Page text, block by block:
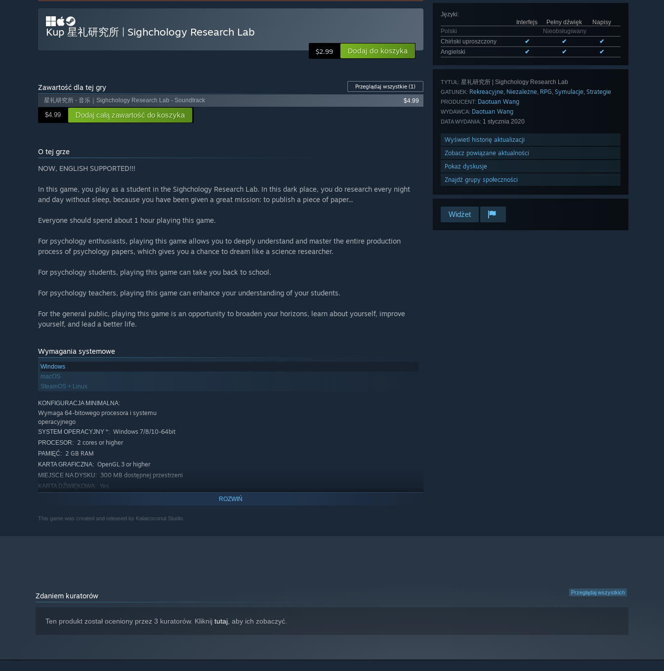
Języki:
Interfejs
Pełny dźwięk
Napisy
Polski
Nieobsługiwany
Chiński uproszczony
✔ ✔
✔
Angielski
✔ ✔ ✔
TYTUŁ: 星礼研究所 | Sighchology Research Lab
GATUNEK: Rekreacyjne, Niezależne, RPG, Symulacje, Strategie
PRODUCENT: Daotuan Wang
WYDAWCA: Daotuan Wang
DATA WYDANIA: 1 stycznia 2020
Wyświetl historię aktualizacji
Zobacz powiązane aktualności
Pokaż dyskusje
Znajdź grupy społeczności
Widżet
Kup 星礼研究所 | Sighchology Research Lab
$2.99 Dodaj do koszyka
Zawartość dla tej gry Przeglądaj wszystkie (1)
星礼研究所 - 音乐｜Sighchology Research Lab - Soundtrack
$4.99
$4.99 Dodaj całą zawartość do koszyka
O tej grze
NOW, ENGLISH SUPPORTED!!!
In this game, you play as a student in the Sighchology Research Lab. In this dark place, you do research every night
and day without sleep, because you have been given a great mission: to publish a piece of paper...
Everyone should spend about 1 hour playing this game.
For psychology enthusiasts, playing this game allows you to deeply understand and master the entire production
process of psychology papers, which gives you a chance to dream like a science researcher.
For psychology students, playing this game can take you back to school.
For psychology teachers, playing this game can enhance your understanding of your students.
For the general public, playing this game is an opportunity to broaden your horizons, learn about yourself, improve
yourself, and lead a better life.
Wymagania systemowe
Windows
macOS
SteamOS + Linux
KONFIGURACJA MINIMALNA:
Wymaga 64-bitowego procesora i systemu
operacyjnego
SYSTEM OPERACYJNY *: Windows 7/8/10-64bit
PROCESOR: 2 cores or higher
PAMIĘĆ: 2 GB RAM
KARTA GRAFICZNA: OpenGL 3 or higher
MIEJSCE NA DYSKU: 300 MB dostępnej przestrzeni
KARTA DŹWIĘKOWA: Yes
operacyjnego
ROZWIŃ
This game was created and released by Kalaicoconut Studio.
Przeglądaj wszystkich
Zdaniem kuratorów
Ten produkt został oceniony przez 3 kuratorów. Kliknij tutaj, aby ich zobaczyć.